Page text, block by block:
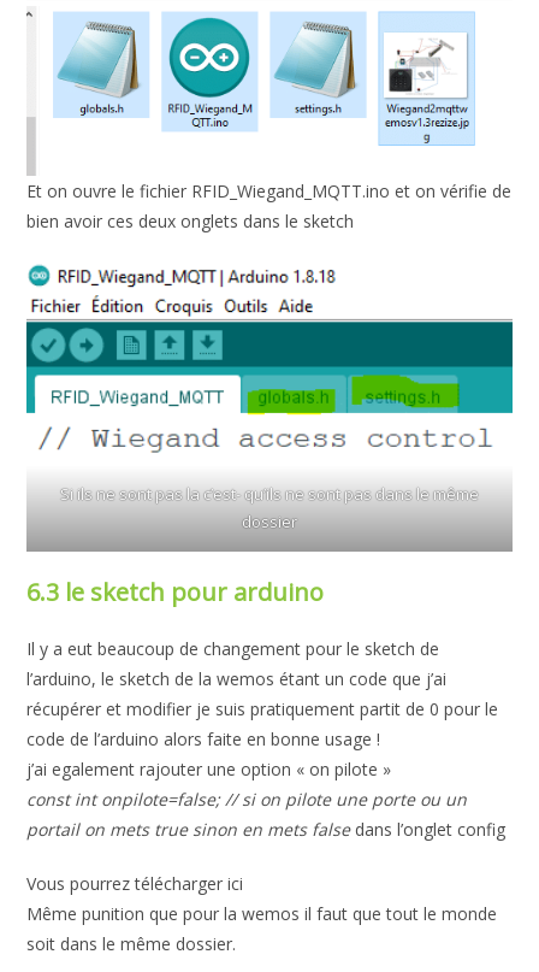
Et on ouvre le fichier RFID_Wiegand_MQTT.ino et on vérifie de
bien avoir ces deux onglets dans le sketch
Si ils ne sont pas la c’est- qu’ils ne sont pas dans le même
dossier
6.3 le sketch pour arduino
Il y a eut beaucoup de changement pour le sketch de
l’arduino, le sketch de la wemos étant un code que j’ai
récupérer et modifier je suis pratiquement partit de 0 pour le
code de l’arduino alors faite en bonne usage !
j’ai egalement rajouter une option « on pilote »
const int onpilote=false; // si on pilote une porte ou un
portail on mets true sinon en mets falsedans l’onglet config
Vous pourrez télécharger ici
Même punition que pour la wemos il faut que tout le monde
soit dans le même dossier.